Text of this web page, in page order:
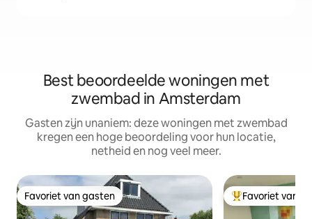
Best beoordeelde woningen met
zwembad in Amsterdam
Gasten zijn unaniem: deze woningen met zwembad
kregen een hoge beoordeling voor hun locatie,
netheid en nog veel meer.
Favoriet van gasten
Favoriet van gasten Topfavoriet van
Favoriet van